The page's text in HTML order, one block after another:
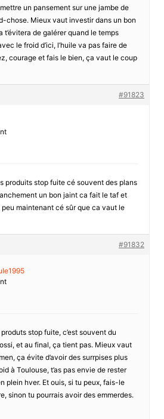
un pansement sur une jambe de
chose. Mieux vaut investir dans un bon
t’évitera de galérer quand le temps
le froid d’ici, l’huile va pas faire de
courage et fais le bien, ça vaut le coup
#91823
produits stop fuite cé souvent des plans
un bon jaint ca fait le taf et
peu maintenant cé sûr que ca vaut le
#91832
stop fuite, c’est souvent du
et au final, ça tient pas. Mieux vaut
ça évite d’avoir des surrpises plus
à Toulouse, t’as pas envie de rester
plein hver. Et ouis, si tu peux, fais-le
sinon tu pourrais avoir des emmerdes.